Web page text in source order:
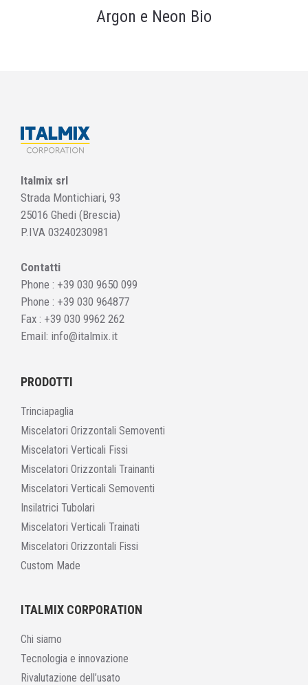
Argon e Neon Bio
Italmix srl
Strada Montichiari, 93
25016 Ghedi (Brescia)
P.IVA 03240230981
Contatti
Phone : +39 030 9650 099
Phone : +39 030 964877
Fax : +39 030 9962 262
Email: info@italmix.it
PRODOTTI
Trinciapaglia
Miscelatori Orizzontali Semoventi
Miscelatori Verticali Fissi
Miscelatori Orizzontali Trainanti
Miscelatori Verticali Semoventi
Insilatrici Tubolari
Miscelatori Verticali Trainati
Miscelatori Orizzontali Fissi
Custom Made
ITALMIX CORPORATION
Chi siamo
Tecnologia e innovazione
Rivalutazione dell’usato